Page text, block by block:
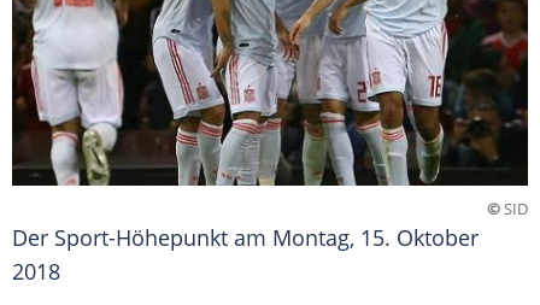
©SID
Der Sport-Höhepunkt am Montag, 15. Oktober
2018